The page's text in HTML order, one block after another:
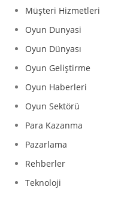
Müşteri Hizmetleri
Oyun Dunyasi
Oyun Dünyası
Oyun Geliştirme
Oyun Haberleri
Oyun Sektörü
Para Kazanma
Pazarlama
Rehberler
Teknoloji